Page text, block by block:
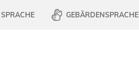
GEBÄRDENSPRACHE